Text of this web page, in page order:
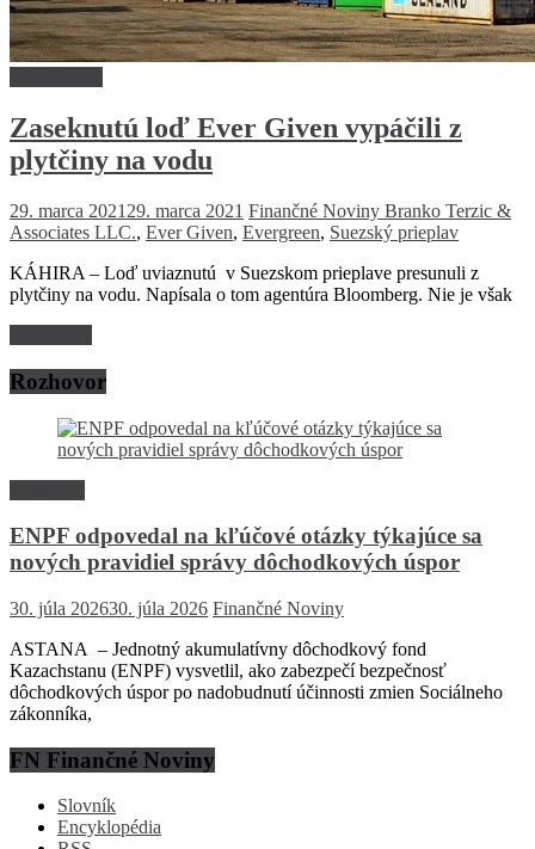
Zaseknutú loď Ever Given vypáčili z
plytčiny na vodu
29. marca 2021 29. marca 2021 Finančné Noviny Branko Terzic &
Associates LLC., Ever Given, Evergreen, Suezský prieplav
KÁHIRA – Loď uviaznutú v Suezskom prieplave presunuli z
plytčiny na vodu. Napísala o tom agentúra Bloomberg. Nie je však
Rozhovor
ENPF odpovedal na kľúčové otázky týkajúce sa
nových pravidiel správy dôchodkových úspor
30. júla 202630. júla 2026 Finančné Noviny
ASTANA – Jednotný akumulatívny dôchodkový fond
Kazachstanu (ENPF) vysvetlil, ako zabezpečí bezpečnosť
dôchodkových úspor po nadobudnutí účinnosti zmien Sociálneho
zákonníka,
FN Finančné Noviny
Slovník
Encyklopédia